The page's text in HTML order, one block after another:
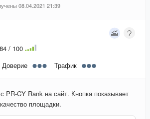
08.04.2021 21:39
/ 100
Доверие Трафик
PR-CY Rank на сайт. Кнопка показывает
площадки.